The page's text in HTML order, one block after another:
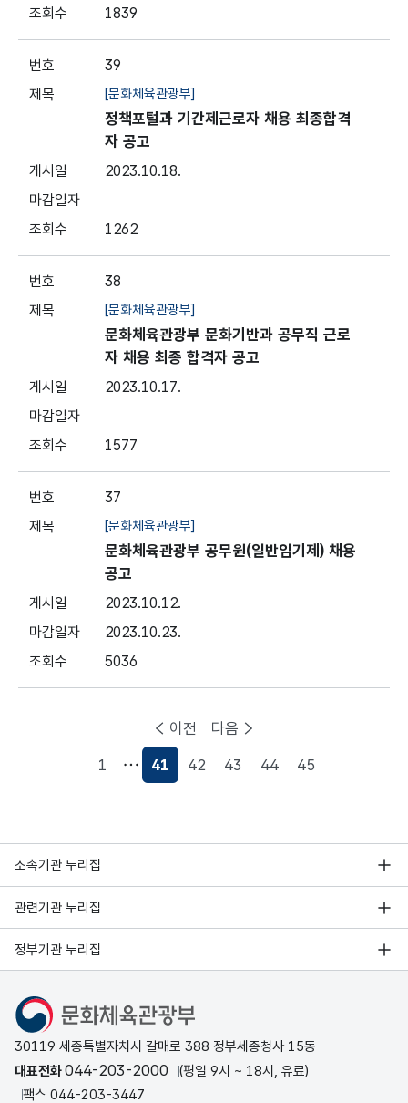
1839
39
[문화체육관광부]
정책포털과 기간제근로자 채용 최종합격
자 공고
2023.10.18.
1262
38
[문화체육관광부]
문화체육관광부 문화기반과 공무직 근로
자 채용 최종 합격자 공고
2023.10.17.
1577
37
[문화체육관광부]
문화체육관광부 공무원(일반임기제) 채용
공고
2023.10.12.
2023.10.23.
5036
이전
1
현재페이지
41 42 43 44 45
다음
소속기관 누리집
관련기관 누리집
정부기관 누리집
문화체육관광부
30119 세종특별자치시 갈매로 388 정부세종청사 15동
대표전화044-203-2000
(평일 9시 ~ 18시, 유료)
팩스 044-203-3447